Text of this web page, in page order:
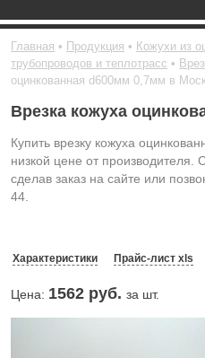
Главная Продукция
Кожухи из
трубопроводов и теплотрасс
оцинкованная d600мм 0,7мм в
Врезка кожуха
Купить врезку кожуха
низкой цене от производителя.
сделав заказ на сайте или
44.
Характеристики Прайс-лист xls
Цена: 1562 руб. за шт.